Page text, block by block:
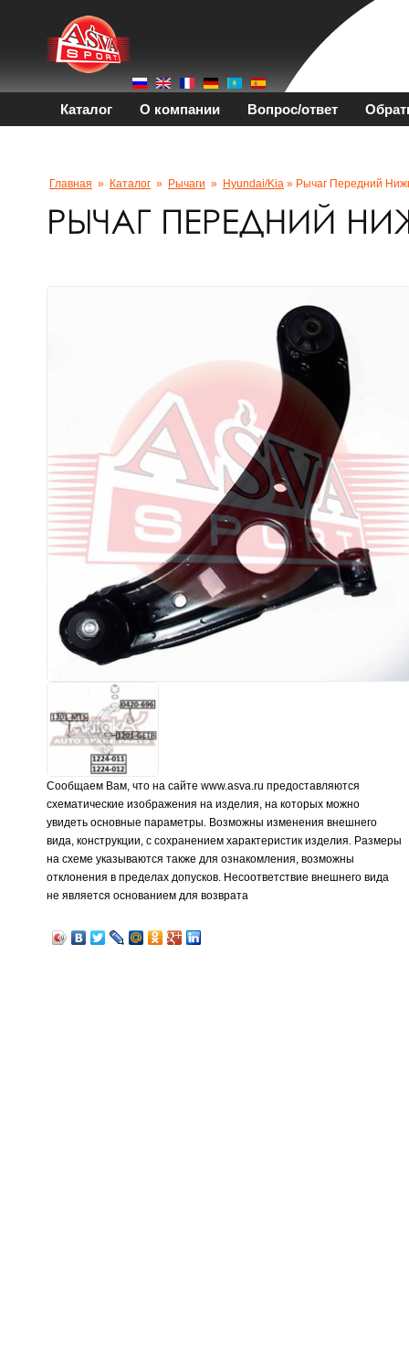
Каталог О компании Вопрос/ответ
Главная » Каталог » Рычаги » Hyundai/kia » Рычаг Передний
Сообщаем Вам, что на сайте www.asva.ru предоставляются
схематические изображения на изделия, на которых можно
увидеть основные параметры. Возможны изменения внешнего
вида, конструкции, с сохранением характеристик изделия. Размеры
на схеме указываются также для ознакомления, возможны
отклонения в пределах допусков. Несоответствие внешнего вида
не является основанием для возврата